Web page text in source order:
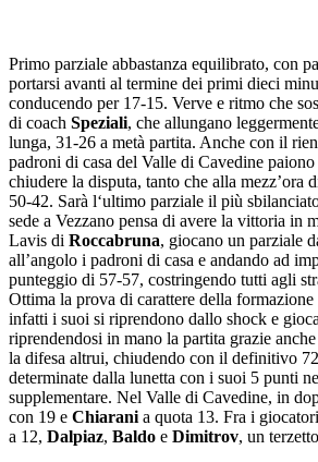
Primo parziale abbastanza equilibrato, con
portarsi avanti al termine dei primi dieci
conducendo per 17-15. Verve e ritmo che
di coach Speziali, che allungano
lunga, 31-26 a metà partita. Anche con il
padroni di casa del Valle di Cavedine
chiudere la disputa, tanto che alla mezz’ora
50-42. Sarà l‘ultimo parziale il più
sede a Vezzano pensa di avere la vittoria in
Lavis di Roccabruna, giocano un parziale
all’angolo i padroni di casa e andando ad
punteggio di 57-57, costringendo tutti agli
Ottima la prova di carattere della formazione
infatti i suoi si riprendono dallo shock e
riprendendosi in mano la partita grazie
la difesa altrui, chiudendo con il definitivo
determinate dalla lunetta con i suoi 5 punti
supplementare. Nel Valle di Cavedine, in
con 19 e Chiarani a quota 13. Fra i
a 12, Dalpiaz, Baldo e Dimitrov, un